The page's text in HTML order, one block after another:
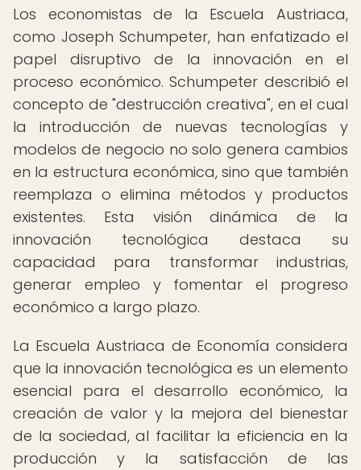
Los economistas de la Escuela Austriaca,
como Joseph Schumpeter, han enfatizado el
papel disruptivo de la innovación en el
proceso económico. Schumpeter describió el
concepto de "destrucción creativa", en el cual
la introducción de nuevas tecnologías y
modelos de negocio no solo genera cambios
en la estructura económica, sino que también
reemplaza o elimina métodos y productos
existentes. Esta visión dinámica de la
innovación tecnológica destaca su
capacidad para transformar industrias,
generar empleo y fomentar el progreso
económico a largo plazo.
La Escuela Austriaca de Economía considera
que la innovación tecnológica es un elemento
esencial para el desarrollo económico, la
creación de valor y la mejora del bienestar
de la sociedad, al facilitar la eficiencia en la
producción y la satisfacción de las